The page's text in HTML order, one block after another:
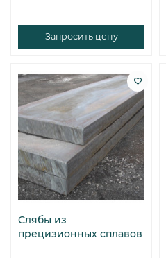
Запросить цену
Слябы из
прецизионных сплавов